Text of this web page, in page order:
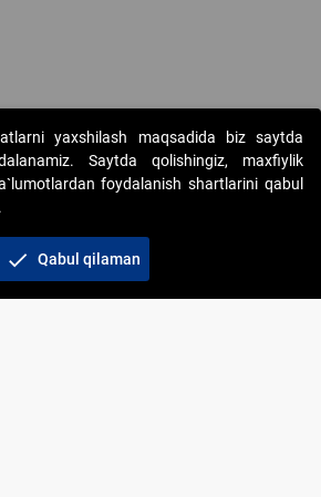
"Elektron onlayn-auksionlarni tashkil etish"
202-21-11
yaxshilash maqsadida biz saytda
Saytda qolishingiz, maxfiylik
foydalanish shartlarini qabul
check Qabul qilaman